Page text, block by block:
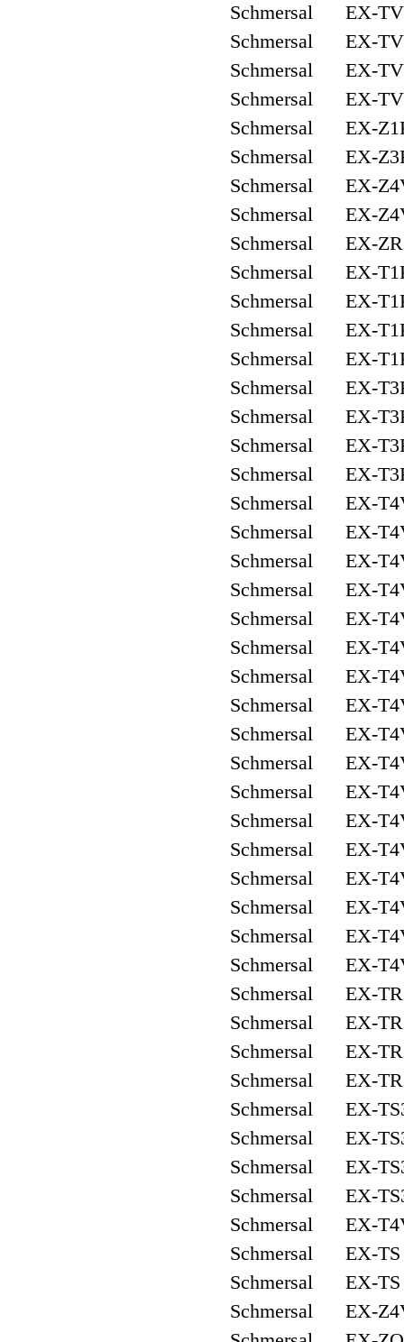
Schmersal EX-
Schmersal EX-
Schmersal EX-
Schmersal EX-
Schmersal EX-
Schmersal EX-
Schmersal EX-
Schmersal EX-
Schmersal EX-ZR
Schmersal EX-
Schmersal EX-
Schmersal EX-
Schmersal EX-
Schmersal EX-
Schmersal EX-
Schmersal EX-
Schmersal EX-
Schmersal EX-
Schmersal EX-
Schmersal EX-
Schmersal EX-
Schmersal EX-
Schmersal EX-
Schmersal EX-
Schmersal EX-
Schmersal EX-
Schmersal EX-
Schmersal EX-
Schmersal EX-
Schmersal EX-
Schmersal EX-
Schmersal EX-
Schmersal EX-
Schmersal EX-
Schmersal EX-
Schmersal EX-
Schmersal EX-
Schmersal EX-
Schmersal EX-
Schmersal EX-
Schmersal EX-
Schmersal EX-
Schmersal EX-
Schmersal EX-TS
Schmersal EX-TS
Schmersal EX-